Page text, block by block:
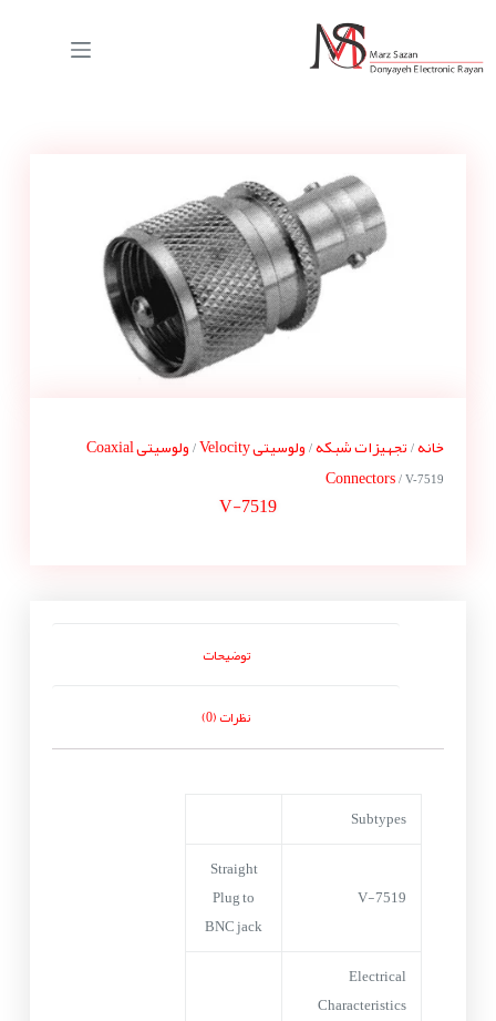
خانه/ تجهیزات شبکه/ ولوسیتی Velocity /
ولوسیتی Coaxial
Connectors / V-7519
V-7519
توضیحات
نظرات (0)
Subtypes
V-7519
Straight
Plug to
BNC jack
Electrical
Characteristics